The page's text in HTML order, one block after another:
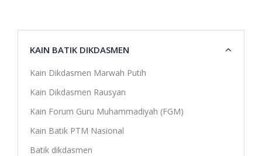
KAIN BATIK DIKDASMEN
Kain Dikdasmen Marwah Putih
Kain Dikdasmen Rausyan
Kain Forum Guru Muhammadiyah (FGM)
Kain Batik PTM Nasional
Batik dikdasmen